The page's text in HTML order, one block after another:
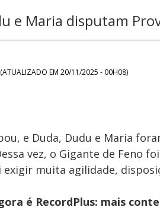
e Maria disputam
(ATUALIZADO EM 20/11/2025 - 00H08)
e Duda, Dudu e Maria
vez, o Gigante de Feno
exigir muita agilidade,
é RecordPlus: mais